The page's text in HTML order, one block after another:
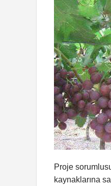
Proje
kaynaklarına